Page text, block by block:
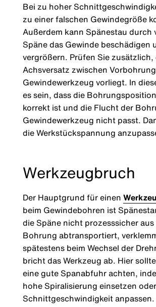
Bei zu hoher
zu einer falschen Gewindegröße
Außerdem kann Spänestau durch
Späne das Gewinde beschädigen
vergrößern. Prüfen Sie zusätzlich,
Achsversatz zwischen
Gewindewerkzeug vorliegt. In
es sein, dass die
korrekt ist und die Flucht der
Gewindewerkzeug nicht passt.
die Werkstückspannung
Werkzeugbruch
Der Hauptgrund für einen
beim Gewindebohren ist
die Späne nicht prozesssicher aus
Bohrung abtransportiert,
spätestens beim Wechsel der
bricht das Werkzeug ab. Hier
eine gute Spanabfuhr achten,
hohe Spiralisierung einsetzen
Schnittgeschwindigkeit anpassen.